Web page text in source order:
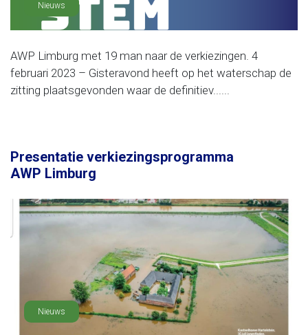
Nieuws
AWP Limburg met 19 man naar de verkiezingen. 4
februari 2023 – Gisteravond heeft op het waterschap de
zitting plaatsgevonden waar de definitiev......
Presentatie verkiezingsprogramma
AWP Limburg
Nieuws